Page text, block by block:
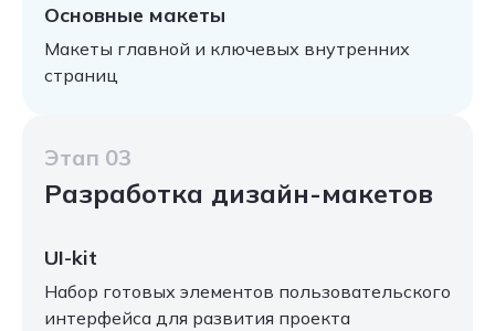
Основные макеты
Макеты главной и ключевых внутренних
страниц
Этап 03
Разработка дизайн-макетов
UI-kit
Набор готовых элементов пользовательского
интерфейса для развития проекта